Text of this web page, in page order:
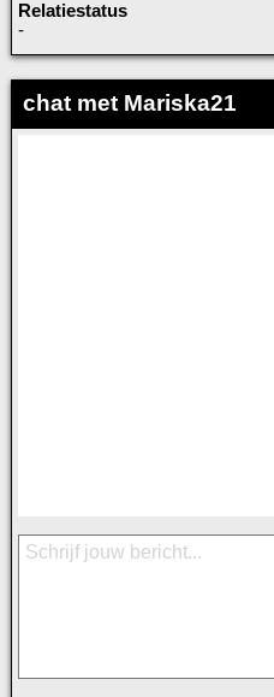
Relatiestatus
-
chat met Mariska21